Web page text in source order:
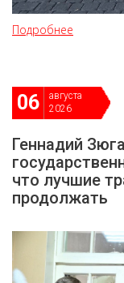
Подробнее
06
августа
2026
Геннадий
что лучшие
продолжать